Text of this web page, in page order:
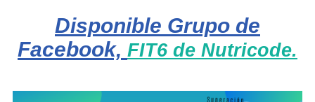
Disponible Grupo de
Facebook, FIT6 de Nutricode.